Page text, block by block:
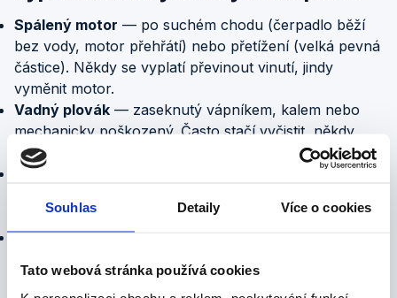
Souhlas Detaily Více o cookies
Tato webová stránka používá cookies
Spálený motor — po suchém chodu (čerpadlo běží
bez vody, motor přehřátí) nebo přetížení (velká pevná
částice). Někdy se vyplatí převinout vinutí, jindy
vyměnit motor.
Vadný plovák — zaseknutý vápníkem, kalem nebo
mechanicky poškozený. Často stačí vyčistit, někdy
vyměnit za nový.
Opotřebené oběžné kolo
— po dlouhém provozu s
výrobce.
Vadná mechanická ucpávka
stavu odhalí.